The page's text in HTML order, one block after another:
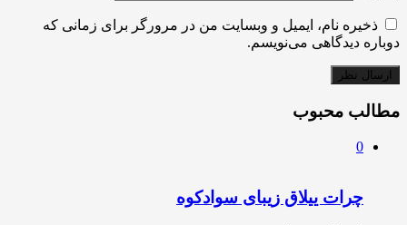
ذخیره نام، ایمیل و وبسایت من در مرورگر برای زمانی که
دوباره دیدگاهی می‌نویسم.
مطالب محبوب
0
چرات ییلاق زیبای سوادکوه